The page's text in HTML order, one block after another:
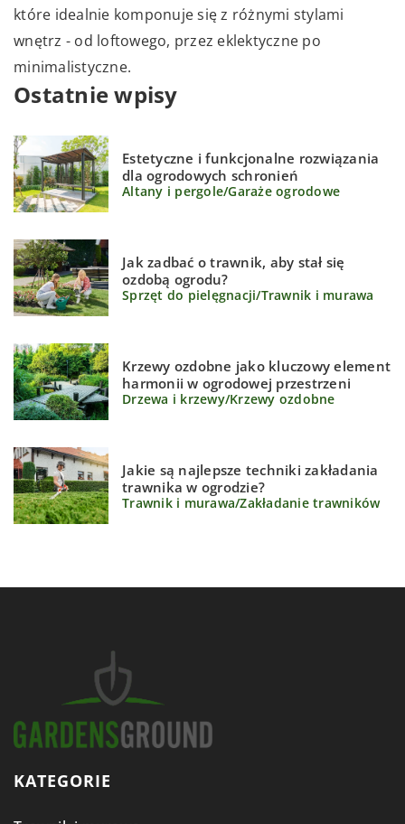
które idealnie komponuje się z różnymi stylami
wnętrz - od loftowego, przez eklektyczne po
minimalistyczne.
Ostatnie wpisy
Estetyczne i funkcjonalne rozwiązania
dla ogrodowych schronień
Altany i pergole/Garaże ogrodowe
Jak zadbać o trawnik, aby stał się
ozdobą ogrodu?
Sprzęt do pielęgnacji/Trawnik i murawa
Krzewy ozdobne jako kluczowy element
harmonii w ogrodowej przestrzeni
Drzewa i krzewy/Krzewy ozdobne
Jakie są najlepsze techniki zakładania
trawnika w ogrodzie?
Trawnik i murawa/Zakładanie trawników
KATEGORIE